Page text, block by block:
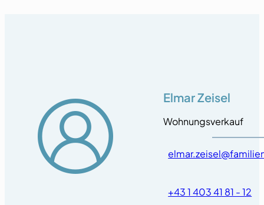
Elmar Zeisel
Wohnungsverkauf
+43 1 403 41 81 - 12